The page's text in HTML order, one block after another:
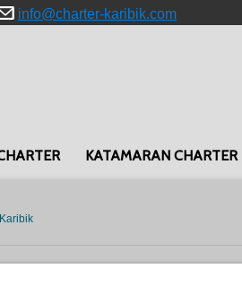
info@charter-karibik.com
KATAMARAN CHARTER